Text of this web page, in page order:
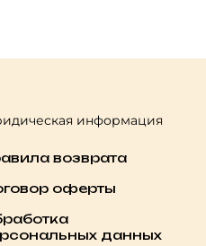
информация
возврата
оферты
данных